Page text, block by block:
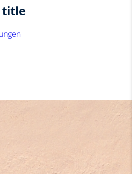
title